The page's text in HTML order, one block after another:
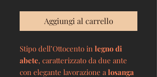
Aggiungi al carrello
Stipo dell’Ottocento in legno di
abete, caratterizzato da due ante
con elegante lavorazione alosanga